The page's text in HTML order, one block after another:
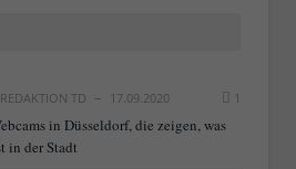
REDAKTION TD 17.09.2020 1
in Düsseldorf, die zeigen, was
in der Stadt